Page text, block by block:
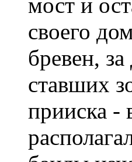
своего
бревен,
ставших
прииска -